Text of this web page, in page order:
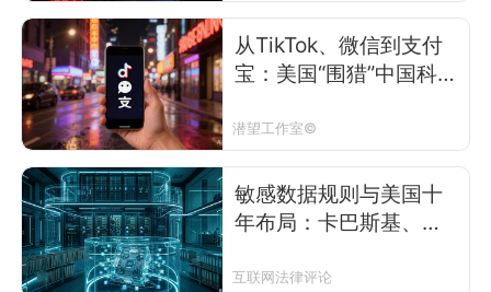
从TikTok、微信到支付
宝：美国“围猎”中国科技
潜望工作室©
敏感数据规则与美国十
年布局​：卡巴斯基、华
系统性监管框架
互联网法律评论